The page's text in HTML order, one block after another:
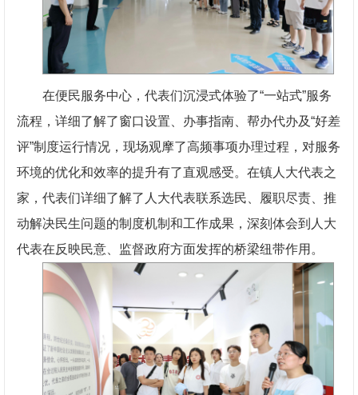
在便民服务中心，代表们沉浸式体验了“一站式”服务
流程，详细了解了窗口设置、办事指南、帮办代办及“好差
评”制度运行情况，现场观摩了高频事项办理过程，对服务
环境的优化和效率的提升有了直观感受。在镇人大代表之
家，代表们详细了解了人大代表联系选民、履职尽责、推
动解决民生问题的制度机制和工作成果，深刻体会到人大
代表在反映民意、监督政府方面发挥的桥梁纽带作用。